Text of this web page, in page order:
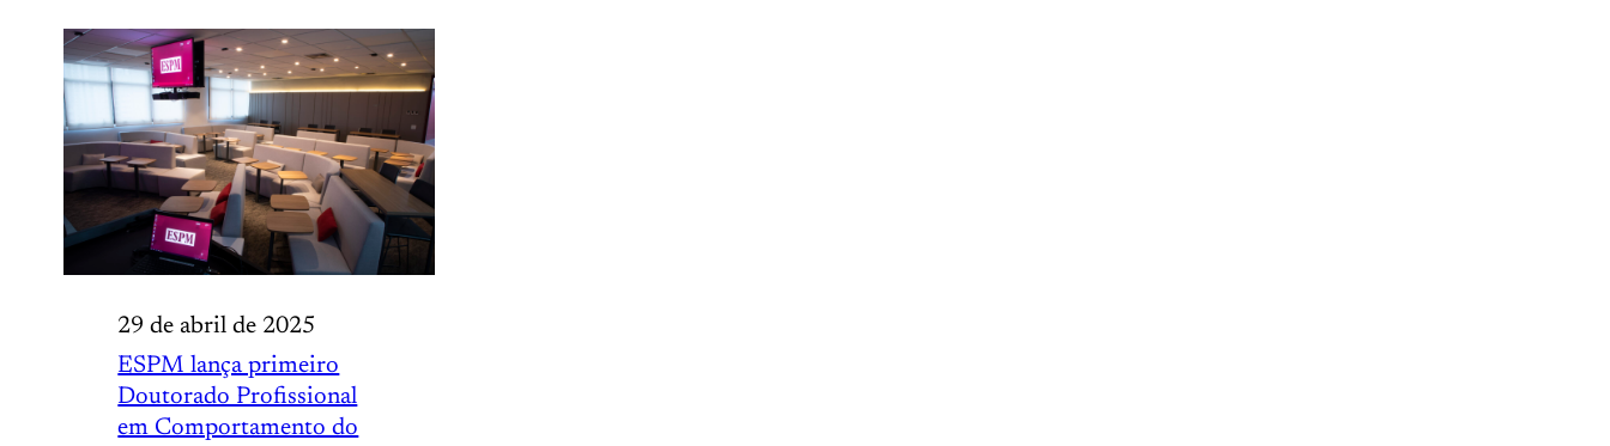
29 de abril de 2025
ESPM lança primeiro
Doutorado Profissional
em Comportamento do